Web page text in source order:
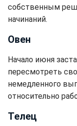
собственным
начинаний.
Овен
Начало июня
пересмотреть
немедленного
относительно
Телец